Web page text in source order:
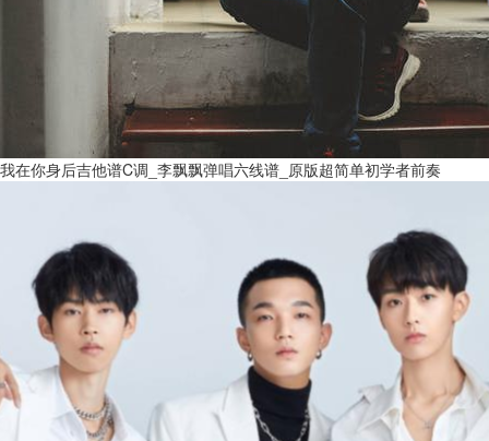
我在你身后吉他谱C调_李飘飘弹唱六线谱_原版超简单初学者前奏